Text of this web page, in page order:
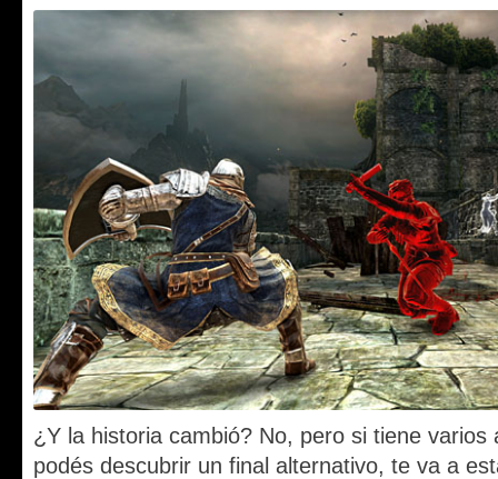
¿Y la historia cambió? No, pero si tiene
podés descubrir un final alternativo, te va a